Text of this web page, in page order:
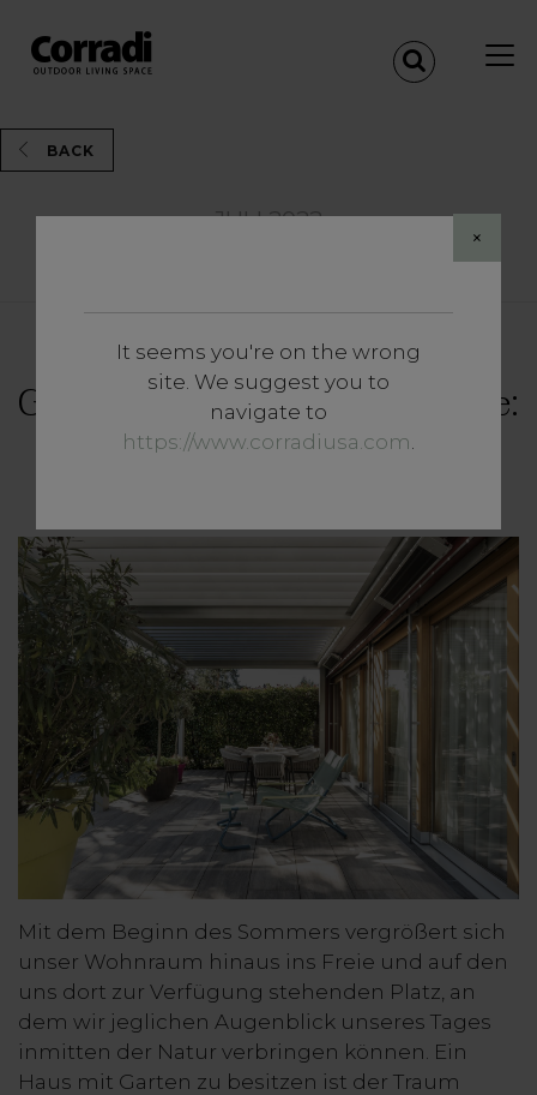
×
It seems you're on the wrong
site. We suggest you to
navigate to
https://www.corradiusa.com.
BACK
JULI 2022
Vertiefungen
Gärten, Terrassen und Balkone:
Wenn das Outdoor zum
Mit dem Beginn des Sommers vergrößert sich
unser Wohnraum hinaus ins Freie und auf den
uns dort zur Verfügung stehenden Platz, an
dem wir jeglichen Augenblick unseres Tages
inmitten der Natur verbringen können. Ein
Haus mit Garten zu besitzen ist der Traum